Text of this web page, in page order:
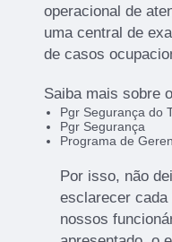
operacional de
uma central de
de casos
Saiba mais sobre
Pgr Segurança do
Pgr Segurança
Programa de
Por isso, não
esclarecer cada
nossos